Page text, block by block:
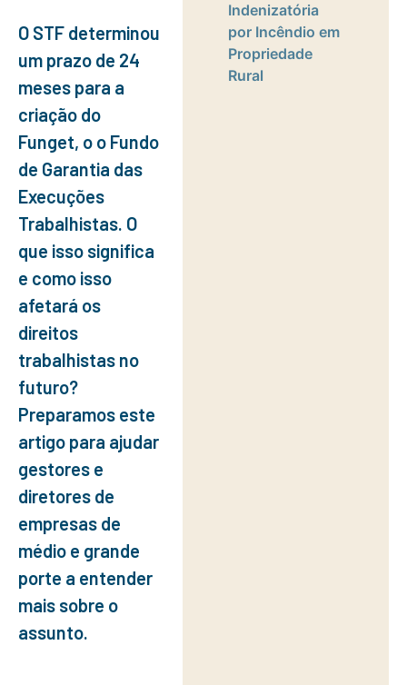
Trabalhistas.
O que isso
significa e
como isso
afetará os
direitos
trabalhistas
no futuro?
Preparamos
este artigo
para ajudar
gestores e
diretores de
empresas
de médio e
grande
porte a
entender
mais sobre o
assunto.
O STF determinou
um prazo de 24
meses para a
criação do
Funget, o o Fundo
de Garantia das
Execuções
Trabalhistas. O
que isso significa
e como isso
afetará os
direitos
trabalhistas no
futuro?
Preparamos este
artigo para ajudar
gestores e
diretores de
empresas de
médio e grande
porte a entender
mais sobre o
assunto.
Indenizatória
por Incêndio em
Propriedade
Rural